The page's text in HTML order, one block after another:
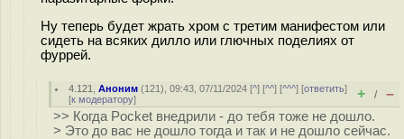
Ну теперь будет жрать хром с третим манифестом или
сидеть на всяких дилло или глючных поделиях от
фуррей.
4.121 ,Аноним (121), 09:43, 07/11/2024 [^] [^^] [^^^] [ответить]
[к модератору] + / –
>> Когда Pocket внедрили - до тебя тоже не дошло.
> Это до вас не дошло тогда и так и не дошло сейчас.